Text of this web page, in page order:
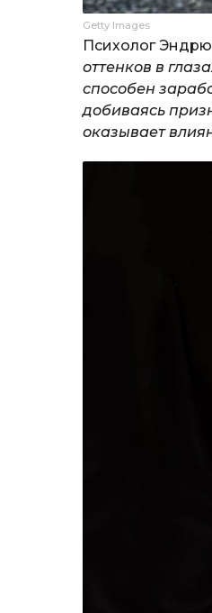
Getty Images
Психолог Эндрю
оттенков в
способен
добиваясь
оказывает